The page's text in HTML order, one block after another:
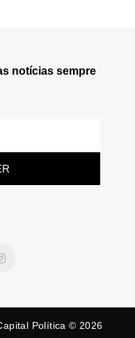
notícias sempre
Política © 2026